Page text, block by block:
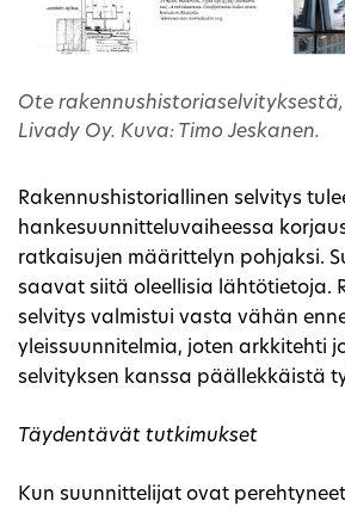
Ote
Livady Oy. Kuva: Timo Jeskanen.
Rakennushistoriallinen selvitys
hankesuunnitteluvaiheessa
ratkaisujen määrittelyn pohjaksi.
saavat siitä oleellisia lähtötietoja.
selvitys valmistui vasta vähän
yleissuunnitelmia, joten arkkitehti
selvityksen kanssa päällekkäistä
Täydentävät tutkimukset
Kun suunnittelijat ovat